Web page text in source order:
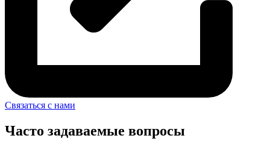
Связаться с нами
Часто задаваемые вопросы